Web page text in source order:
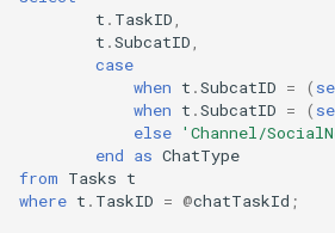
t . TaskID
t .SubcatID
case
when t .SubcatID = (
when t .SubcatID = (
else 'Channel/
end as ChatType
from Tasks t
where t . TaskID = @chatTaskId ;